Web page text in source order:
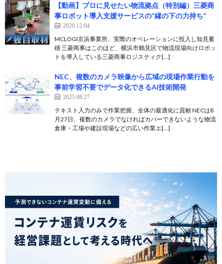
【動画】プロに見せたい物流拠点（特別編）三菱商
事ロボット導入支援サービスの“縁の下の力持ち”
2020.12.04
MCLOGI京浜事業所、実際のオペレーションに投入し知見蓄
積 三菱商事はこのほど、横浜市鶴見区で物流現場向けロボッ
トを導入している三菱商事ロジスティク[…]
NEC、複数のカメラ映像から広域の現場作業行動を
事前学習不要でデータ化できるAI技術開発
2025.08.27
テキスト入力のみで作業把握、全体の最適化に貢献 NECは8
月27日、複数のカメラでなければカバーできないような物流
倉庫・工場や建設現場などの広い作業エ[…]